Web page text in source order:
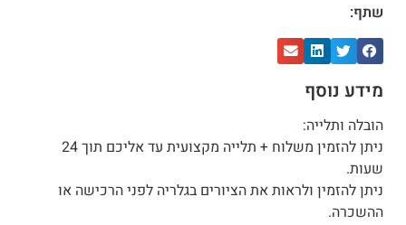
שתף:
מידע נוסף
הובלה ותלייה:
ניתן להזמין משלוח + תלייה מקצועית עד אליכם תוך 24
שעות.
ניתן להזמין ולראות את הציורים בגלריה לפני הרכישה או
ההשכרה.